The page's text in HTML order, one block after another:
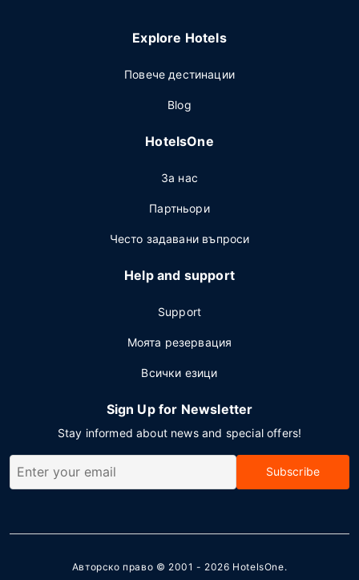
Explore Hotels
Повече дестинации
Blog
HotelsOne
За нас
Партньори
Често задавани въпроси
Help and support
Support
Моята резервация
Всички езици
Sign Up for Newsletter
Stay informed about news and special offers!
Subscribe
Авторско право © 2001 - 2026 HotelsOne.